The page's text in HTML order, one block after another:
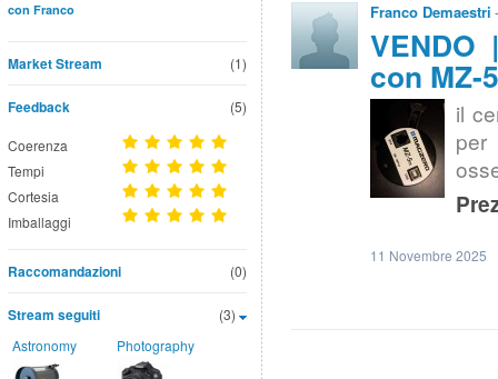
con Franco
(1)
Market Stream
Feedback (5)
Coerenza
Tempi
Cortesia
Imballaggi
(0)
Raccomandazioni
(3)
Stream seguiti
Astronomy Photography
Franco Demaestri
VENDO
con MZ-
il
per
11 Novembre 2025